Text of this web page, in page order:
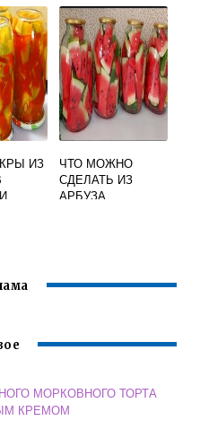
ПРОСТЫЕ И
ВКУСНЫЕ
ИЗ
ЧТО МОЖНО
СДЕЛАТЬ ИЗ
АРБУЗА
МОРКОВНОГО ТОРТА
КРЕМОМ